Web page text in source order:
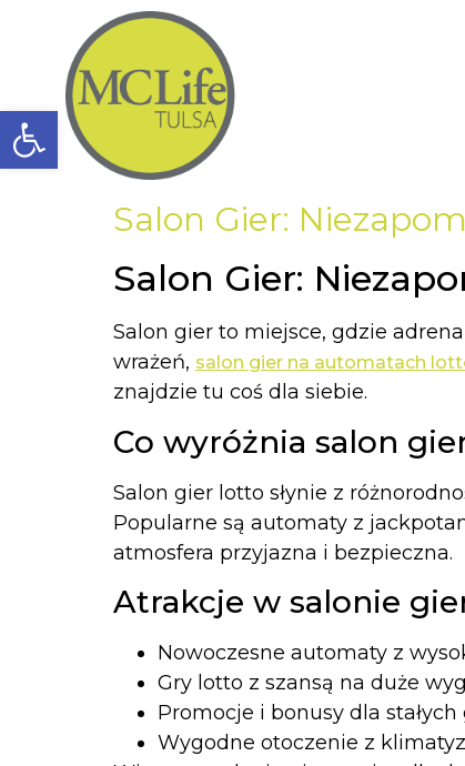
Open toolbar
Salon Gier:
Salon Gier:
Salon gier to miejsce, gdzie
wrażeń, salon gier na automatach
znajdzie tu coś dla siebie.
Co wyróżnia salon
Salon gier lotto słynie z
Popularne są automaty z
atmosfera przyjazna i bezpieczna.
Atrakcje w salonie
Nowoczesne automaty z
Gry lotto z szansą na duże
Promocje i bonusy dla stałych
Wygodne otoczenie z